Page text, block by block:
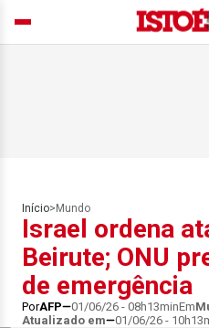
Início> Mundo
Israel ordena
Beirute; ONU
de emergência
PorAFP 01/06/26 - 08h13minEm
Atualizado em
01/06/26 -